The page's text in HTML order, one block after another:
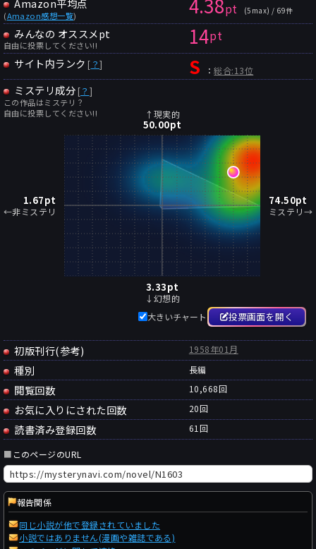
Amazon平均点
(Amazon感想一覧) pt (5max) / 69件
みんなの オススメpt
自由に投票してください!! 14pt
サイト内ランク [ ？] S ：総合:13位
ミステリ成分 [？ ]
この作品はミステリ？
自由に投票してください!!
↑現実的
50.00pt
1.67pt
←非ミステリ
74.50pt
ミステリ→
3.33pt
↓幻想的
大きいチャート
投票画面を開く
初版刊行(参考) 1958年01月
種別 長編
閲覧回数 10,668回
お気に入りにされた回数 20回
読書済み登録回数 61 回
■ このページのURL
報告関係
同じ小説が他で登録されていました
小説ではありません(漫画や雑誌である)